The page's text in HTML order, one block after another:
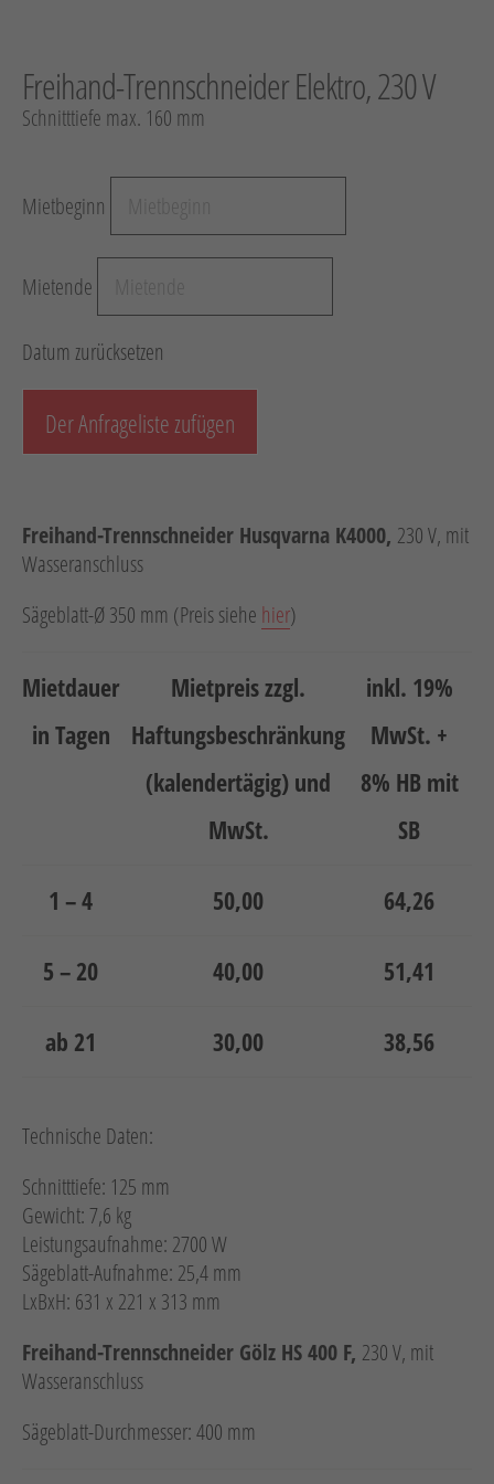
Schotter-/Betonbearbeitung
Garten
Sonstiges
Anhänger mit Zubehör
Unsere Mietliste
Neumaschinen
Gebrauchtmaschinen
Unternehmen
Kontakt
Schulungen
Verweis
Facebook
Verweis
Freihand-Trennschneider Elektro, 230 V
Schnitttiefe max. 160 mm
Mietbeginn
Mietende
Datum zurücksetzen
Der Anfrageliste zufügen
Freihand-Trennschneider Husqvarna K4000, 230 V, mit
Wasseranschluss
Sägeblatt-Ø 350 mm (Preis siehe hier)
Mietdauer
in Tagen
Mietpreis zzgl.
Haftungsbeschränkung
(kalendertägig) und
MwSt.
inkl. 19%
MwSt. +
8% HB mit
SB
1 – 4 50,00 64,26
5 – 20 40,00 51,41
ab 21 30,00 38,56
Technische Daten:
Schnitttiefe: 125 mm
Gewicht: 7,6 kg
Leistungsaufnahme: 2700 W
Sägeblatt-Aufnahme: 25,4 mm
LxBxH: 631 x 221 x 313 mm
Freihand-Trennschneider Gölz HS 400 F, 230 V, mit
Wasseranschluss
Sägeblatt-Durchmesser: 400 mm